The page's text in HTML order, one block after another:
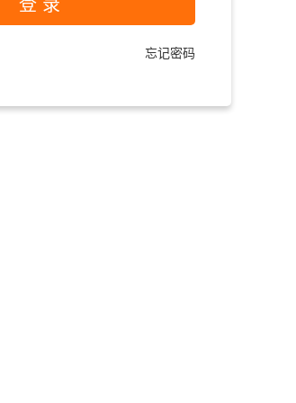
登 录
忘记密码